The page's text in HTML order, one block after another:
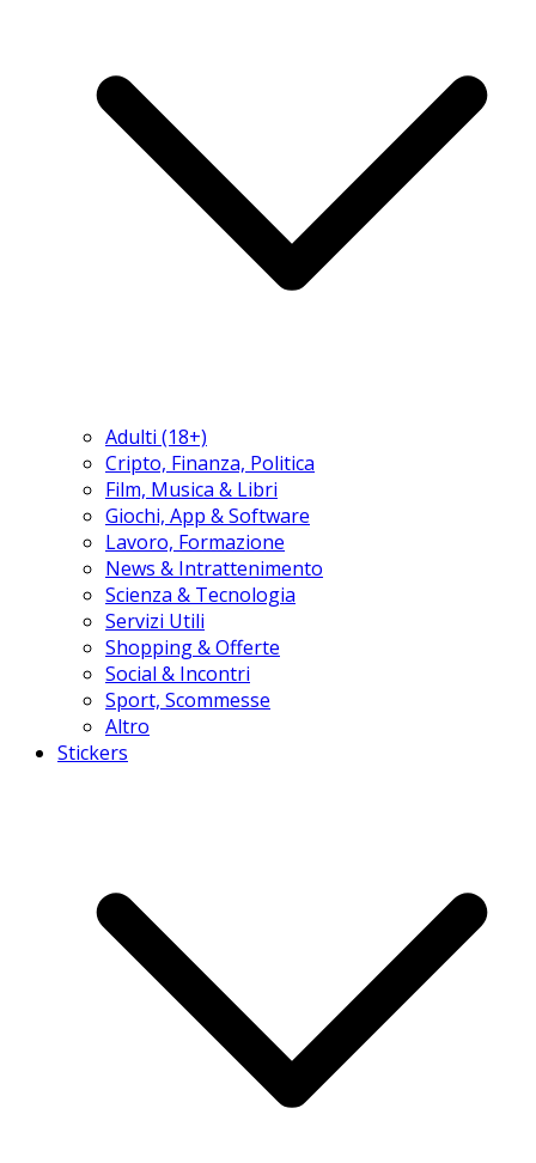
Adulti (18+)
Cripto, Finanza, Politica
Film, Musica & Libri
Giochi, App & Software
Lavoro, Formazione
News & Intrattenimento
Scienza & Tecnologia
Servizi Utili
Shopping & Offerte
Social & Incontri
Sport, Scommesse
Altro
Stickers